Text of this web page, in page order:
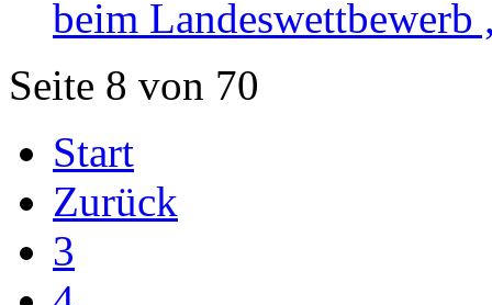
beim Landeswettbewerb
Seite 8 von 70
Start
Zurück
3